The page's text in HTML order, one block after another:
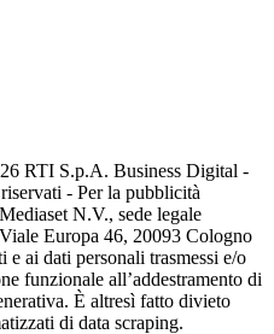
RTI S.p.A. Business Digital -
- Per la pubblicità
N.V., sede legale
Europa 46, 20093 Cologno
e ai dati personali trasmessi e/o
funzionale all’addestramento di
È altresì fatto divieto
di data scraping.